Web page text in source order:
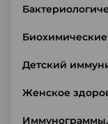
Детский
Женское